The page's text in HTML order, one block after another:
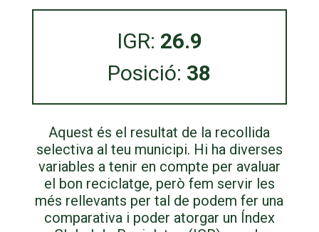
IGR: 26.9
Posició: 38
Aquest és el resultat de la recollida
selectiva al teu municipi. Hi ha diverses
variables a tenir en compte per avaluar
el bon reciclatge, però fem servir les
més rellevants per tal de podem fer una
comparativa i poder atorgar un Índex